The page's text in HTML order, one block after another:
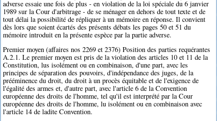
adverse essaie une fois de plus - en violation de la loi spéciale du 6 janvier
1989 sur la Cour d'arbitrage - de se ménager en dehors de tout texte et de
tout délai la possibilité de répliquer à un mémoire en réponse. Il convient
dès lors que soient écartés des présents débats les pages 50 et 51 du
mémoire introduit en la présente espèce par la partie adverse.
Premier moyen (affaires nos 2269 et 2376) Position des parties requérantes
A.2.1. Le premier moyen est pris de la violation des articles 10 et 11 de la
Constitution, lus isolément ou en combinaison, d'une part, avec les
principes de séparation des pouvoirs, d'indépendance des juges, de la
prééminence du droit, du droit à un procès équitable et de l'exigence de
l'égalité des armes et, d'autre part, avec l'article 6 de la Convention
européenne des droits de l'homme, tel qu'il est interprété par la Cour
européenne des droits de l'homme, lu isolément ou en combinaison avec
l'article 14 de ladite Convention.